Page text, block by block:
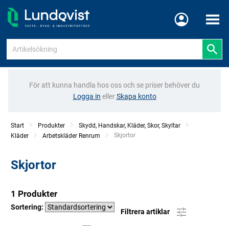
Meny
För att kunna handla hos oss och se priser behöver du
Logga in ellerSkapa konto
Start Produkter
Skydd, Handskar, Kläder, Skor, Skyltar
Kläder
Arbetskläder Renrum Current:
Skjortor
Skjortor
1 Produkter
Sortering:
Filtrera artiklar